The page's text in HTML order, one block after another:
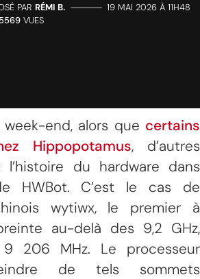
PAR RÉMI B. ————— 19 MAI 2026 À 11H48
VUES
end, alors que certains
Hippopotamus, d’autres
l’histoire du hardware dans
HWBot. C’est le cas de
wytiwx, le premier à
au-delà des 9,2 GHz,
206 MHz. Le processeur
de tels sommets